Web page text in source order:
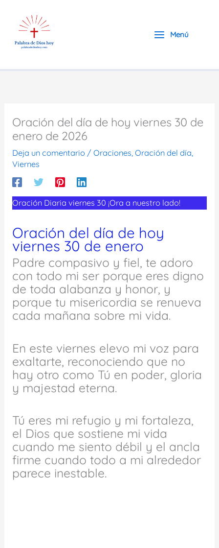
contenido
Menú
Oración del día de hoy viernes 30 de
enero de 2026
Deja un comentario /Oraciones,Oración del día,
Viernes
Oración Diaria viernes 30 ¡Ora a nuestro lado!
Oración del día de hoy
viernes 30 de enero
Padre compasivo y fiel, te adoro
con todo mi ser porque eres digno
de toda alabanza y honor, y
porque tu misericordia se renueva
cada mañana sobre mi vida.
En este viernes elevo mi voz para
exaltarte, reconociendo que no
hay otro como Tú en poder, gloria
y majestad eterna.
Tú eres mi refugio y mi fortaleza,
el Dios que sostiene mi vida
cuando me siento débil y el ancla
firme cuando todo a mi alrededor
parece inestable.